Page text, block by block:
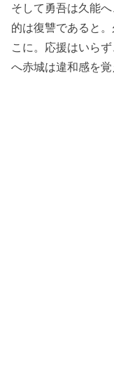
そして勇吾は久能
的は復讐であると
こに。応援はいら
へ赤城は違和感を覚